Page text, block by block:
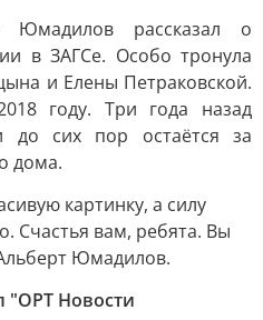
Юмадилов рассказал о
в ЗАГСе. Особо тронула
и Елены Петраковской.
году. Три года назад
сих пор остаётся за
дома.
картинку, а силу
Счастья вам, ребята. Вы
Юмадилов.
"ОРТ Новости